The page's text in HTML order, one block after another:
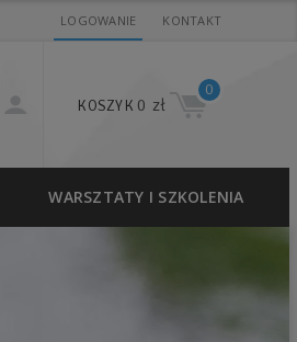
KONTAKT
LOGOWANIE
KOSZYK
0
0 zł
WARSZTATY I SZKOLENIA